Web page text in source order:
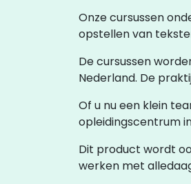
Onze cursussen
opstellen van
De cursussen
Nederland. De
Of u nu een klein
opleidingscentrum
Dit product wordt
werken met